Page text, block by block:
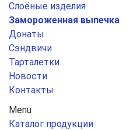
Слоёные изделия
Замороженная выпечка
Донаты
Сэндвичи
Тарталетки
Новости
Контакты
Menu
Каталог продукции